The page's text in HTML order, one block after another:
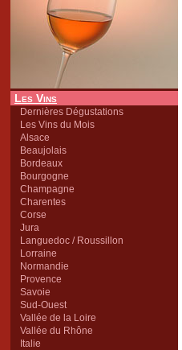
Les Vins
Dernières Dégustations
Les Vins du Mois
Alsace
Beaujolais
Bordeaux
Bourgogne
Champagne
Charentes
Corse
Jura
Languedoc / Roussillon
Lorraine
Normandie
Provence
Savoie
Sud-Ouest
Vallée de la Loire
Vallée du Rhône
Italie